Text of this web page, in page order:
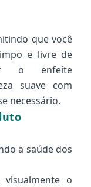
que você
e livre de
o enfeite
suave com
necessário.
a saúde dos
visualmente o